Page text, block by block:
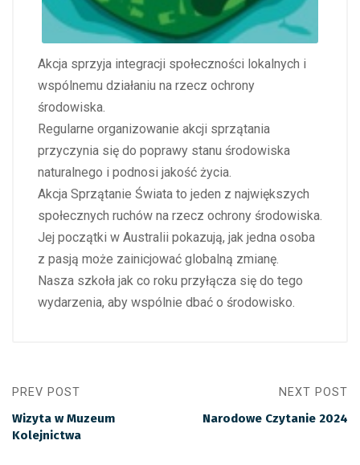
Akcja sprzyja integracji społeczności lokalnych i
wspólnemu działaniu na rzecz ochrony
środowiska.
Regularne organizowanie akcji sprzątania
przyczynia się do poprawy stanu środowiska
naturalnego i podnosi jakość życia.
Akcja Sprzątanie Świata to jeden z największych
społecznych ruchów na rzecz ochrony środowiska.
Jej początki w Australii pokazują, jak jedna osoba
z pasją może zainicjować globalną zmianę.
Nasza szkoła jak co roku przyłącza się do tego
wydarzenia, aby wspólnie dbać o środowisko.
PREV POST
Wizyta w Muzeum
Kolejnictwa
NEXT POST
Narodowe Czytanie 2024